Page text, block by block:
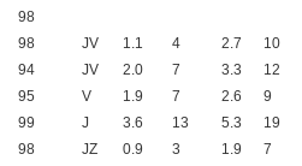
98
98 JV 1.1 4 2.7
10
94 JV 2.0 7 3.3
12
95 V 1.9 7 2.6
9
99 J 3.6 13 5.3
19
98 JZ 0.9 3 1.9
7